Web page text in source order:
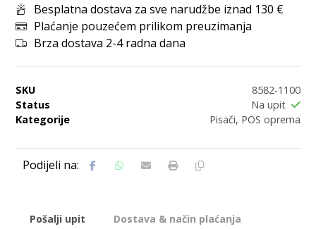
Besplatna dostava za sve narudžbe iznad 130 €
Plaćanje pouzećem prilikom preuzimanja
Brza dostava 2-4 radna dana
SKU
8582-1100
Status
Na upit
Kategorije
Pisači, POS oprema
Pošalji upit Dostava & način plaćanja